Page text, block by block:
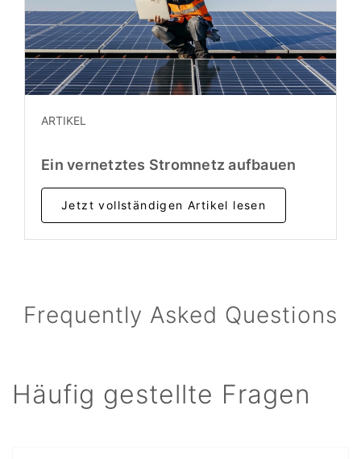
ARTIKEL
Ein vernetztes Stromnetz aufbauen
Jetzt vollständigen Artikel lesen
Frequently Asked Questions
Häufig gestellte Fragen